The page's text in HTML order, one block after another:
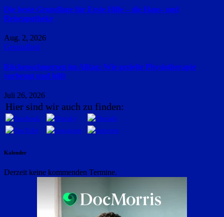
Die beste Grundlage für Erste Hilfe – die Haus- und
Reiseapotheke
Aug. 2, 2026
Gesundheit
Rückenschmerzen im Alltag: Wie gezielte Physiotherapie
vorbeugt und hilft
Juli 26, 2026
Hier sind wir auch zu finden:
Kalender
Derzeit keine kommenden Termine.